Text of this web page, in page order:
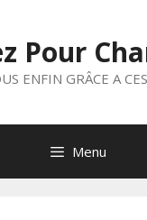
Pour
ENFIN GRÂCE A
Menu